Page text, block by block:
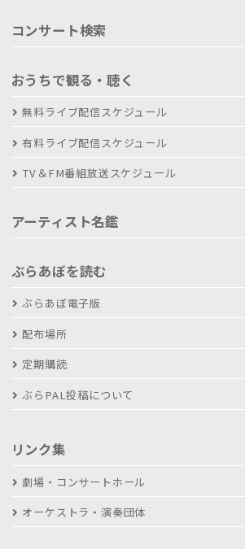
コンサート検索
おうちで観る・聴く
無料ライブ配信スケジュール
有料ライブ配信スケジュール
TV＆FM番組放送スケジュール
アーティスト名鑑
ぶらあぼを読む
ぶらあぼ電子版
配布場所
定期購読
ぶらPAL投稿について
リンク集
劇場・コンサートホール
オーケストラ・演奏団体